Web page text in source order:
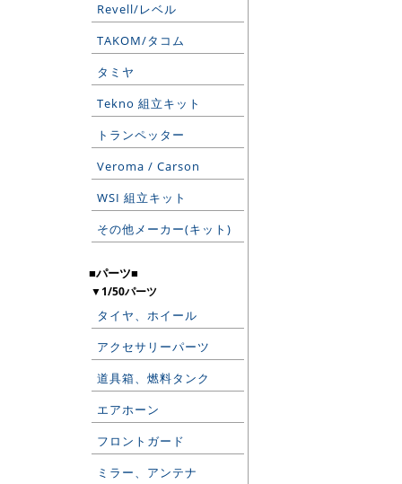
Revell/レベル
TAKOM/タコム
タミヤ
Tekno 組立キット
トランペッター
Veroma / Carson
WSI 組立キット
その他メーカー(キット)
■パーツ■
▼1/50パーツ
タイヤ、ホイール
アクセサリーパーツ
道具箱、燃料タンク
エアホーン
フロントガード
ミラー、アンテナ